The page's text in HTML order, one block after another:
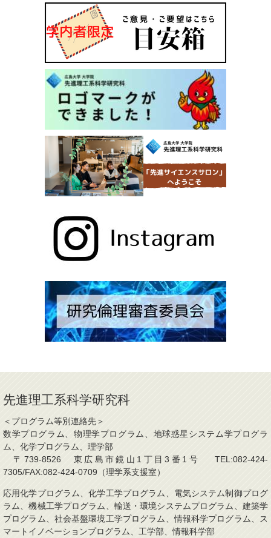
先進理工系科学研究科
＜プログラム等別連絡先＞
数学プログラム、物理学プログラム、地球惑星システム学プログラ
ム、化学プログラム、理学部
〒739-8526 東広島市鏡山1丁目3番1号 TEL:082-424-
7305/FAX:082-424-0709（理学系支援室）
応用化学プログラム、化学工学プログラム、電気システム制御プログ
ラム、機械工学プログラム、輸送・環境システムプログラム、建築学
プログラム、社会基盤環境工学プログラム、情報科学プログラム、ス
マートイノベーションプログラム、工学部、情報科学部